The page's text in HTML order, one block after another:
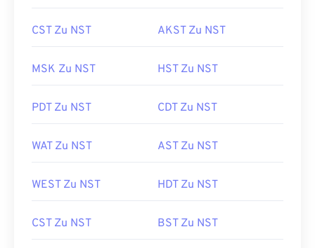
CST Zu NST AKST Zu NST
MSK Zu NST HST Zu NST
PDT Zu NST CDT Zu NST
WAT Zu NST AST Zu NST
WEST Zu NST HDT Zu NST
CST Zu NST BST Zu NST